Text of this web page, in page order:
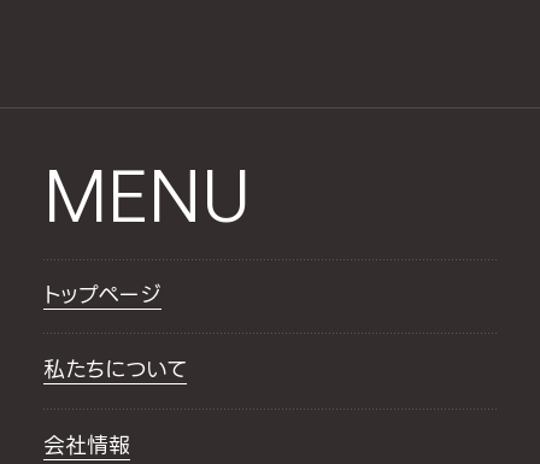
MENU
トップページ
私たちについて
会社情報